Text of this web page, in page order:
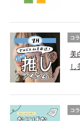
コ
美
し
コ